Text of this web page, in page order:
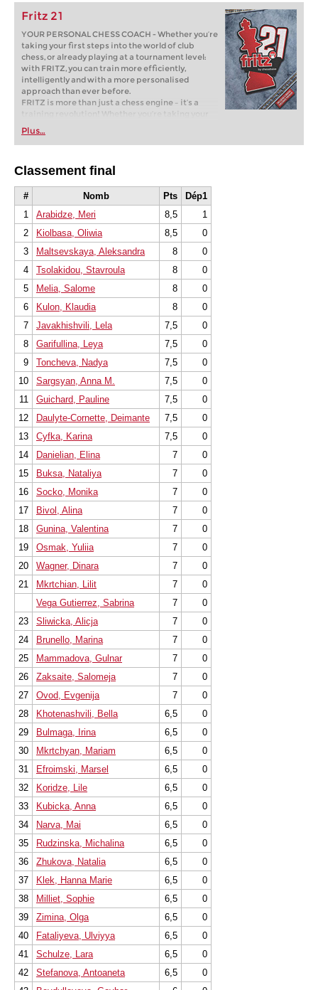
Fritz 21
YOUR PERSONAL CHESS COACH - Whether you’re
taking your first steps into the world of club
chess, or already playing at a tournament level:
with FRITZ, you can train more efficiently,
intelligently and with a more personalised
approach than ever before.
FRITZ is more than just a chess engine – it’s a
training revolution! Whether you’re taking your
first steps into the world of club chess, or already
playing at a tournament level: with FRITZ, you can
train more efficiently, intelligently and with a
* COMPETE AGAINST LEGENDS
UNDER TIME PRESSURE!
* STYLE SIMULATION AT THE HIGHEST LEVEL
* EVEN STRONGER. EVEN MORE BEAUTIFUL.
EVEN MORE DIRECT.
Plus…
Classement final
# Nomb Pts
Dép1
1
Arabidze, Meri 8,5
1
2
Kiolbasa, Oliwia 8,5
0
3
Maltsevskaya, Aleksandra 8
0
4
Tsolakidou, Stavroula 8
0
5
Melia, Salome 8
0
6
Kulon, Klaudia 8
0
7
Javakhishvili, Lela 7,5
0
8
Garifullina, Leya 7,5
0
9
Toncheva, Nadya 7,5
0
10
Sargsyan, Anna M. 7,5
0
11
Guichard, Pauline 7,5
0
12
Daulyte-Cornette, Deimante 7,5
0
13
Cyfka, Karina 7,5
0
14
Danielian, Elina 7
0
15
Buksa, Nataliya 7
0
16
Socko, Monika 7
0
17
Bivol, Alina 7
0
18
Gunina, Valentina 7
0
19
Osmak, Yuliia 7
0
20
Wagner, Dinara 7
0
21
Mkrtchian, Lilit 7
0
Vega Gutierrez, Sabrina
7
0
23
Sliwicka, Alicja 7
0
24
Brunello, Marina 7
0
25
Mammadova, Gulnar 7
0
26
Zaksaite, Salomeja 7
0
27
Ovod, Evgenija 7
0
28
Khotenashvili, Bella 6,5
0
29
Bulmaga, Irina 6,5
0
30
Mkrtchyan, Mariam 6,5
0
31
Efroimski, Marsel 6,5
0
32
Koridze, Lile 6,5
0
33
Kubicka, Anna 6,5
0
34
Narva, Mai 6,5
0
35
Rudzinska, Michalina 6,5
0
36
Zhukova, Natalia 6,5
0
37
Klek, Hanna Marie 6,5
0
38
Milliet, Sophie 6,5
0
39
Zimina, Olga 6,5
0
40
Fataliyeva, Ulviyya 6,5
0
41
Schulze, Lara 6,5
0
42
Stefanova, Antoaneta 6,5
0